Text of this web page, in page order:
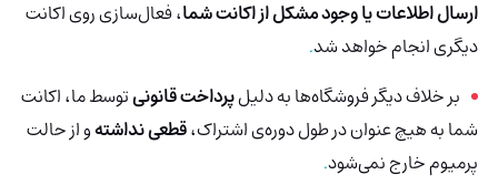
ارسال اطلاعات یا وجود مشکل از اکانت شما، فعال‌سازی روی اکانت
دیگری انجام خواهد شد.
بر خلاف دیگر فروشگاه‌ها به دلیلپرداخت قانونیتوسط ما، اکانت
شما به هیچ عنوان در طول دوره‌ی اشتراک،قطعی نداشتهو از حالت
پرمیوم خارج نمی‌شود.